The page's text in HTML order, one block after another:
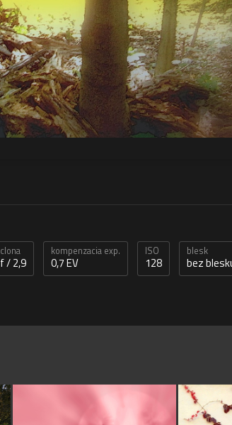
clona
f / 2,9
kompenzacia exp.
0,7 EV
ISO
128
blesk
bez